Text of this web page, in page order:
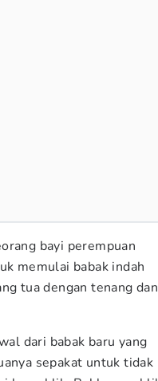
bayi perempuan
memulai babak indah
tua dengan tenang dan
dari babak baru yang
sepakat untuk tidak